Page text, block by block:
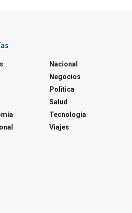
Nacional
Negocios
Política
Salud
Tecnología
Viajes